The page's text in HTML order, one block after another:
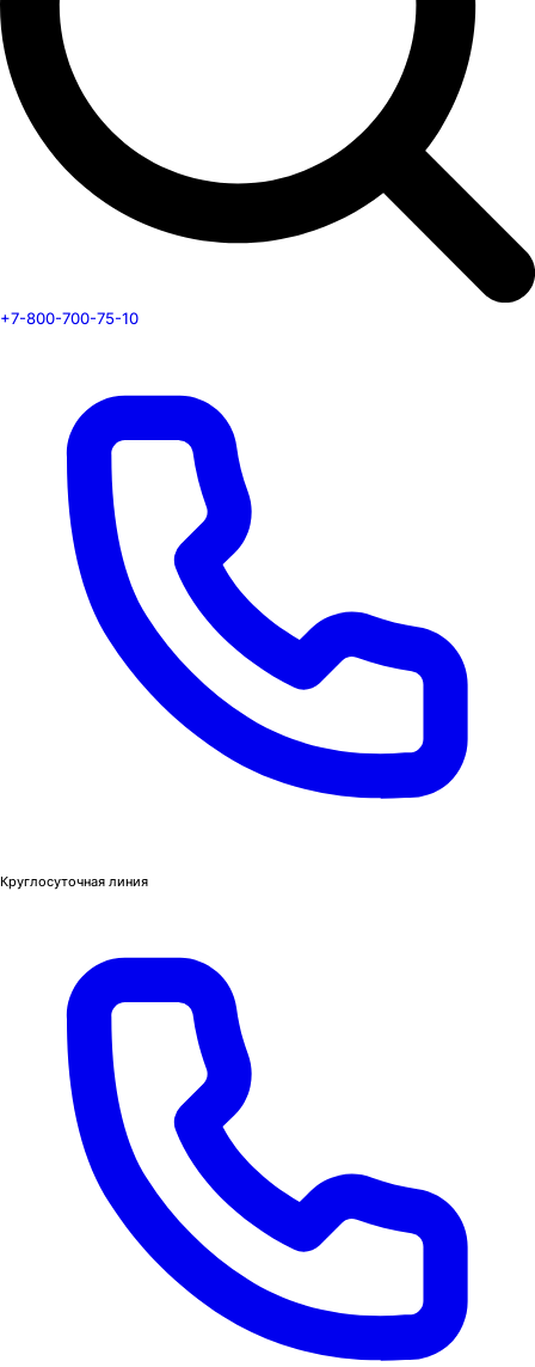
+7-800-700-75-10
Круглосуточная линия